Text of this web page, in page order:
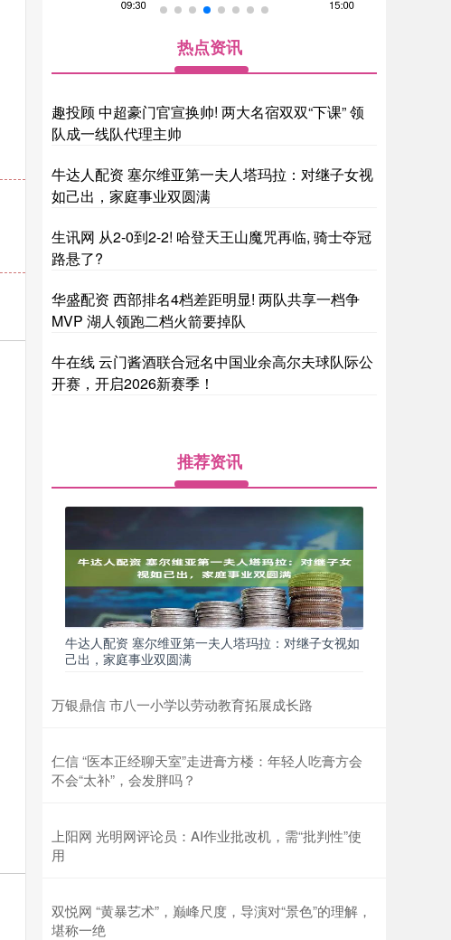
热点资讯
趣投顾 中超豪门官宣换帅! 两大名宿双双“下课” 领
队成一线队代理主帅
牛达人配资 塞尔维亚第一夫人塔玛拉：对继子女视
如己出，家庭事业双圆满
生讯网 从2-0到2-2! 哈登天王山魔咒再临, 骑士夺冠
路悬了?
华盛配资 西部排名4档差距明显! 两队共享一档争
MVP 湖人领跑二档火箭要掉队
牛在线 云门酱酒联合冠名中国业余高尔夫球队际公
开赛，开启2026新赛季！
推荐资讯
牛达人配资 塞尔维亚第一夫人塔玛拉：对继子女视如
己出，家庭事业双圆满
万银鼎信 市八一小学以劳动教育拓展成长路
仁信 “医本正经聊天室”走进膏方楼：年轻人吃膏方会
不会“太补”，会发胖吗？
上阳网 光明网评论员：AI作业批改机，需“批判性”使
用
双悦网 “黄暴艺术”，巅峰尺度，导演对“景色”的理解，
堪称一绝